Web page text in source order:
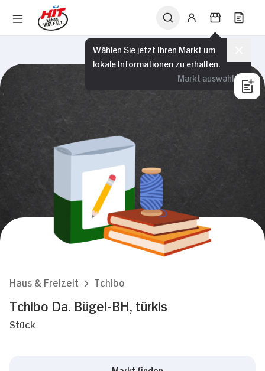
Wählen Sie jetzt Ihren Markt um
lokale Informationen zu erhalten.
Markt auswählen
Haus & Freizeit Tchibo
Tchibo Da. Bügel-BH, türkis
Stück